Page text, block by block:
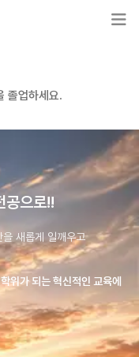
졸업하세요.
공으로!!
새롭게 일깨우고
위가 되는 혁신적인 교육에